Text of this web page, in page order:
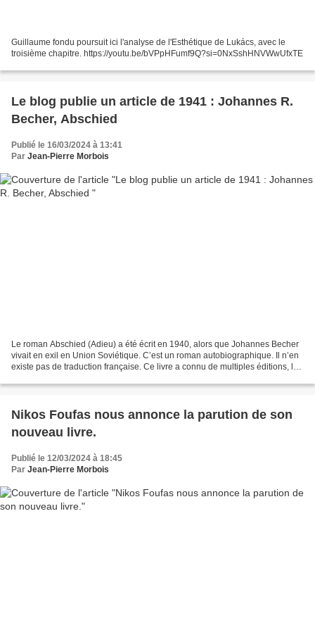
Guillaume fondu poursuit ici l'analyse de l'Esthétique de Lukács, avec le
troisième chapitre. https://youtu.be/bVPpHFumf9Q?si=0NxSshHNVWwUfxTE
Le blog publie un article de 1941 : Johannes R.
Becher, Abschied
Publié le 16/03/2024 à 13:41
Par Jean-Pierre Morbois
Le roman Abschied (Adieu) a été écrit en 1940, alors que Johannes Becher
vivait en exil en Union Soviétique. C’est un roman autobiographique. Il n’en
existe pas de traduction française. Ce livre a connu de multiples éditions, la
Nikos Foufas nous annonce la parution de son
nouveau livre.
Publié le 12/03/2024 à 18:45
Par Jean-Pierre Morbois